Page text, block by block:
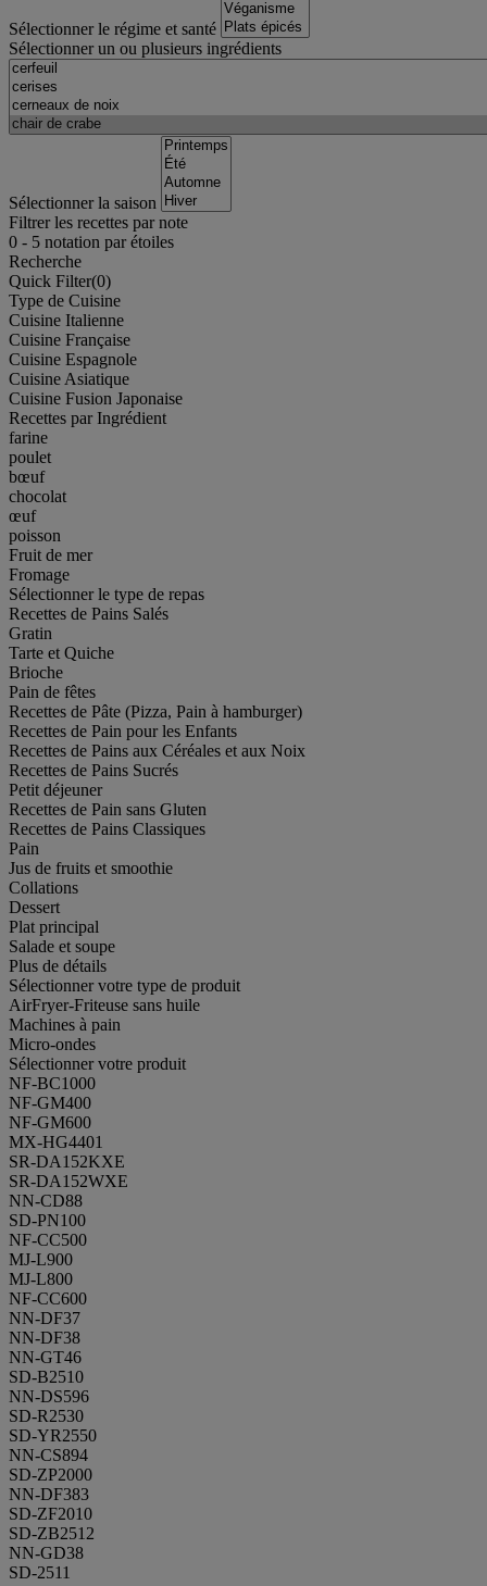
Sélectionner le régime et santé
Sélectionner un ou plusieurs ingrédients
Sélectionner la saison
Filtrer les recettes par note
0 - 5 notation par étoiles
Recherche
Quick Filter(0)
Type de Cuisine
Cuisine Italienne
Cuisine Française
Cuisine Espagnole
Cuisine Asiatique
Cuisine Fusion Japonaise
Recettes par Ingrédient
farine
poulet
bœuf
chocolat
œuf
poisson
Fruit de mer
Fromage
Sélectionner le type de repas
Recettes de Pains Salés
Gratin
Tarte et Quiche
Brioche
Pain de fêtes
Recettes de Pâte (Pizza, Pain à hamburger)
Recettes de Pain pour les Enfants
Recettes de Pains aux Céréales et aux Noix
Recettes de Pains Sucrés
Petit déjeuner
Recettes de Pain sans Gluten
Recettes de Pains Classiques
Pain
Jus de fruits et smoothie
Collations
Dessert
Plat principal
Salade et soupe
Plus de détails
Sélectionner votre type de produit
AirFryer-Friteuse sans huile
Machines à pain
Micro-ondes
Sélectionner votre produit
NF-BC1000
NF-GM400
NF-GM600
MX-HG4401
SR-DA152KXE
SR-DA152WXE
NN-CD88
SD-PN100
NF-CC500
MJ-L900
MJ-L800
NF-CC600
NN-DF37
NN-DF38
NN-GT46
SD-B2510
NN-DS596
SD-R2530
SD-YR2550
NN-CS894
SD-ZP2000
NN-DF383
SD-ZF2010
SD-ZB2512
NN-GD38
SD-2511